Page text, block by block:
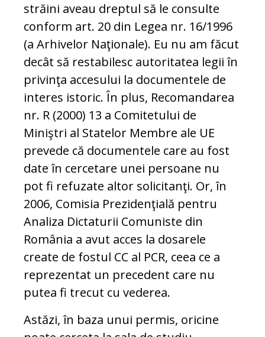
străini aveau dreptul să le consulte
conform art. 20 din Legea nr. 16/1996
(a Arhivelor Naţionale). Eu nu am făcut
decât să restabilesc autoritatea legii în
privinţa accesului la documentele de
interes istoric. În plus, Recomandarea
nr. R (2000) 13 a Comitetului de
Miniştri al Statelor Membre ale UE
prevede că documentele care au fost
date în cercetare unei persoane nu
pot fi refuzate altor solicitanţi. Or, în
2006, Comisia Prezidenţială pentru
Analiza Dictaturii Comuniste din
România a avut acces la dosarele
create de fostul CC al PCR, ceea ce a
reprezentat un precedent care nu
putea fi trecut cu vederea.
Astăzi, în baza unui permis, oricine